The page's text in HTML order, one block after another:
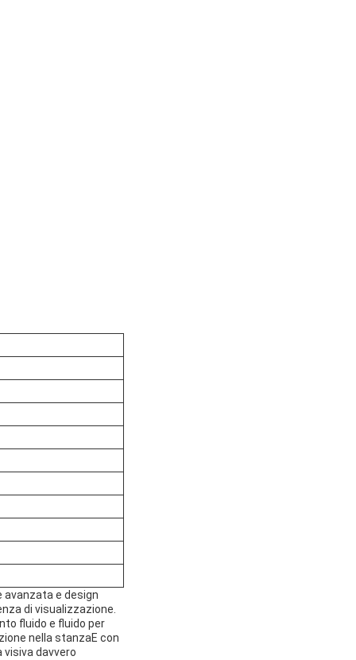
avanzata e design
di visualizzazione.
fluido e fluido per
nella stanzaE con
davvero